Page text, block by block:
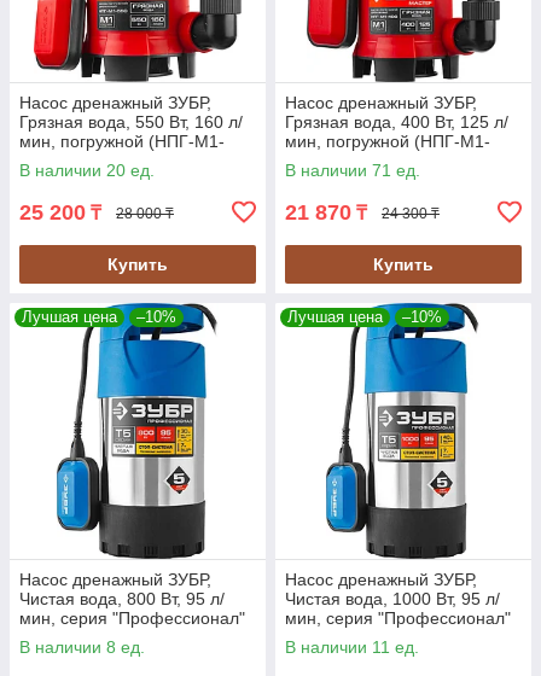
Насос дренажный ЗУБР,
Грязная вода, 550 Вт, 160 л/
мин, погружной (НПГ-М1-
550)
В наличии 20 ед.
25 200 ₸ 28 000 ₸
Купить
Насос дренажный ЗУБР,
Грязная вода, 400 Вт, 125 л/
мин, погружной (НПГ-М1-
400)
В наличии 71 ед.
21 870 ₸ 24 300 ₸
Купить
Лучшая цена –10%
Насос дренажный ЗУБР,
Чистая вода, 800 Вт, 95 л/
мин, серия "Профессионал"
(НПЧ-Т5-800-С)
В наличии 8 ед.
Лучшая цена –10%
Насос дренажный ЗУБР,
Чистая вода, 1000 Вт, 95 л/
мин, серия "Профессионал"
(НПЧ-Т5-1000-С)
В наличии 11 ед.